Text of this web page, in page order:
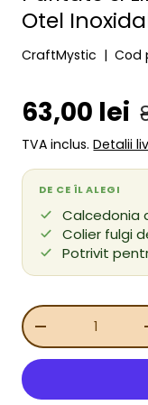
Otel
CraftMystic |Cod
Preț de
63,00 lei
TVA inclus.Detalii
DE CE ÎL ALEGI
Calcedonia
Colier fulgi
Potrivit
Cant.
REDUCEȚI